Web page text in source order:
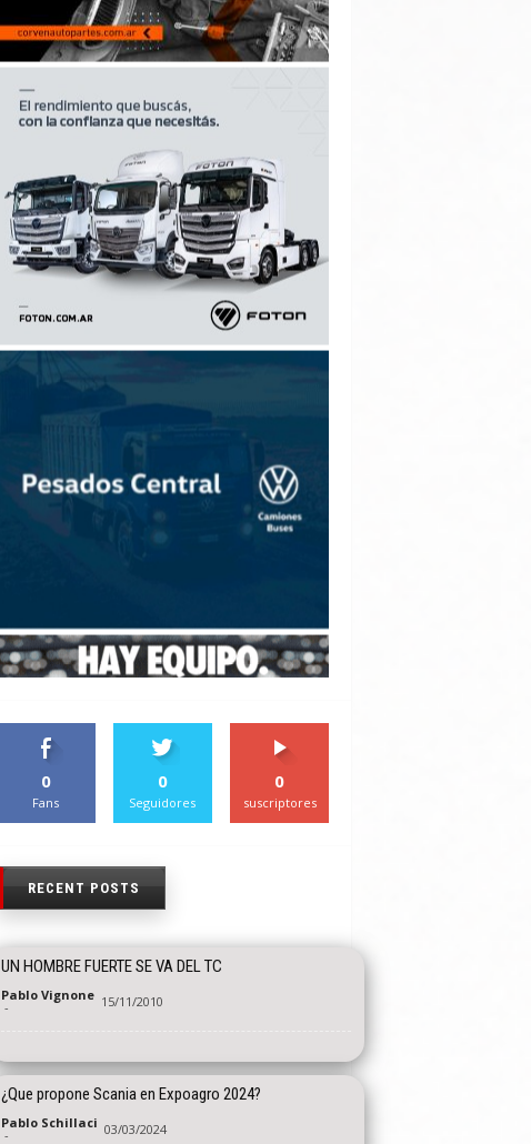
0
Fans
0
Seguidores
0
suscriptores
RECENT POSTS
UN HOMBRE FUERTE SE VA DEL TC
Pablo Vignone
- 15/11/2010
¿Que propone Scania en Expoagro 2024?
Pablo Schillaci
- 03/03/2024